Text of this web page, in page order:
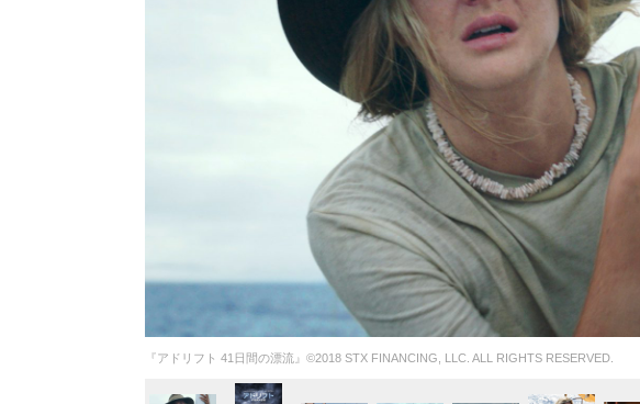
『アドリフト 41日間の漂流』©2018 STX FINANCING, LLC. ALL RIGHTS RESERVED.